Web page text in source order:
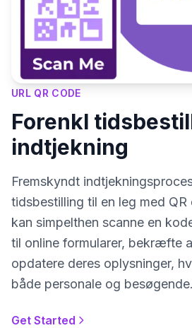
URL QR CODE
Forenkl
indtjekning
Fremskyndt
tidsbestilling til en leg med
kan simpelthen scanne en
til online formularer, bekræfte
opdatere deres oplysninger,
både personale og besøgende.
Get Started